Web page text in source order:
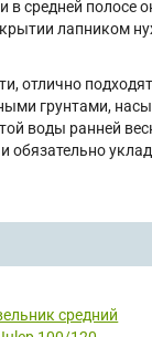
средней полосе
лапником
грунтами,
воды ранней
обязательно
средний